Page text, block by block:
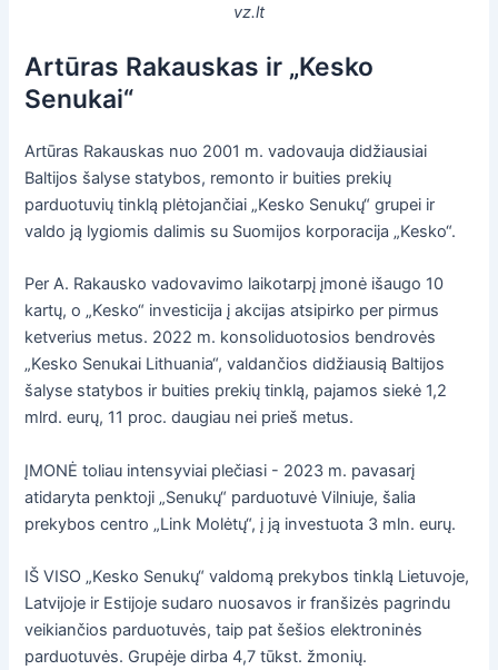
vz.lt
Artūras Rakauskas ir „Kesko
Senukai“
Artūras Rakauskas nuo 2001 m. vadovauja didžiausiai
Baltijos šalyse statybos, remonto ir buities prekių
parduotuvių tinklą plėtojančiai „Kesko Senukų“ grupei ir
valdo ją lygiomis dalimis su Suomijos korporacija „Kesko“.
Per A. Rakausko vadovavimo laikotarpį įmonė išaugo 10
kartų, o „Kesko“ investicija į akcijas atsipirko per pirmus
ketverius metus. 2022 m. konsoliduotosios bendrovės
„Kesko Senukai Lithuania“, valdančios didžiausią Baltijos
šalyse statybos ir buities prekių tinklą, pajamos siekė 1,2
mlrd. eurų, 11 proc. daugiau nei prieš metus.
ĮMONĖ toliau intensyviai plečiasi - 2023 m. pavasarį
atidaryta penktoji „Senukų“ parduotuvė Vilniuje, šalia
prekybos centro „Link Molėtų“, į ją investuota 3 mln. eurų.
IŠ VISO „Kesko Senukų“ valdomą prekybos tinklą Lietuvoje,
Latvijoje ir Estijoje sudaro nuosavos ir franšizės pagrindu
veikiančios parduotuvės, taip pat šešios elektroninės
parduotuvės. Grupėje dirba 4,7 tūkst. žmonių.